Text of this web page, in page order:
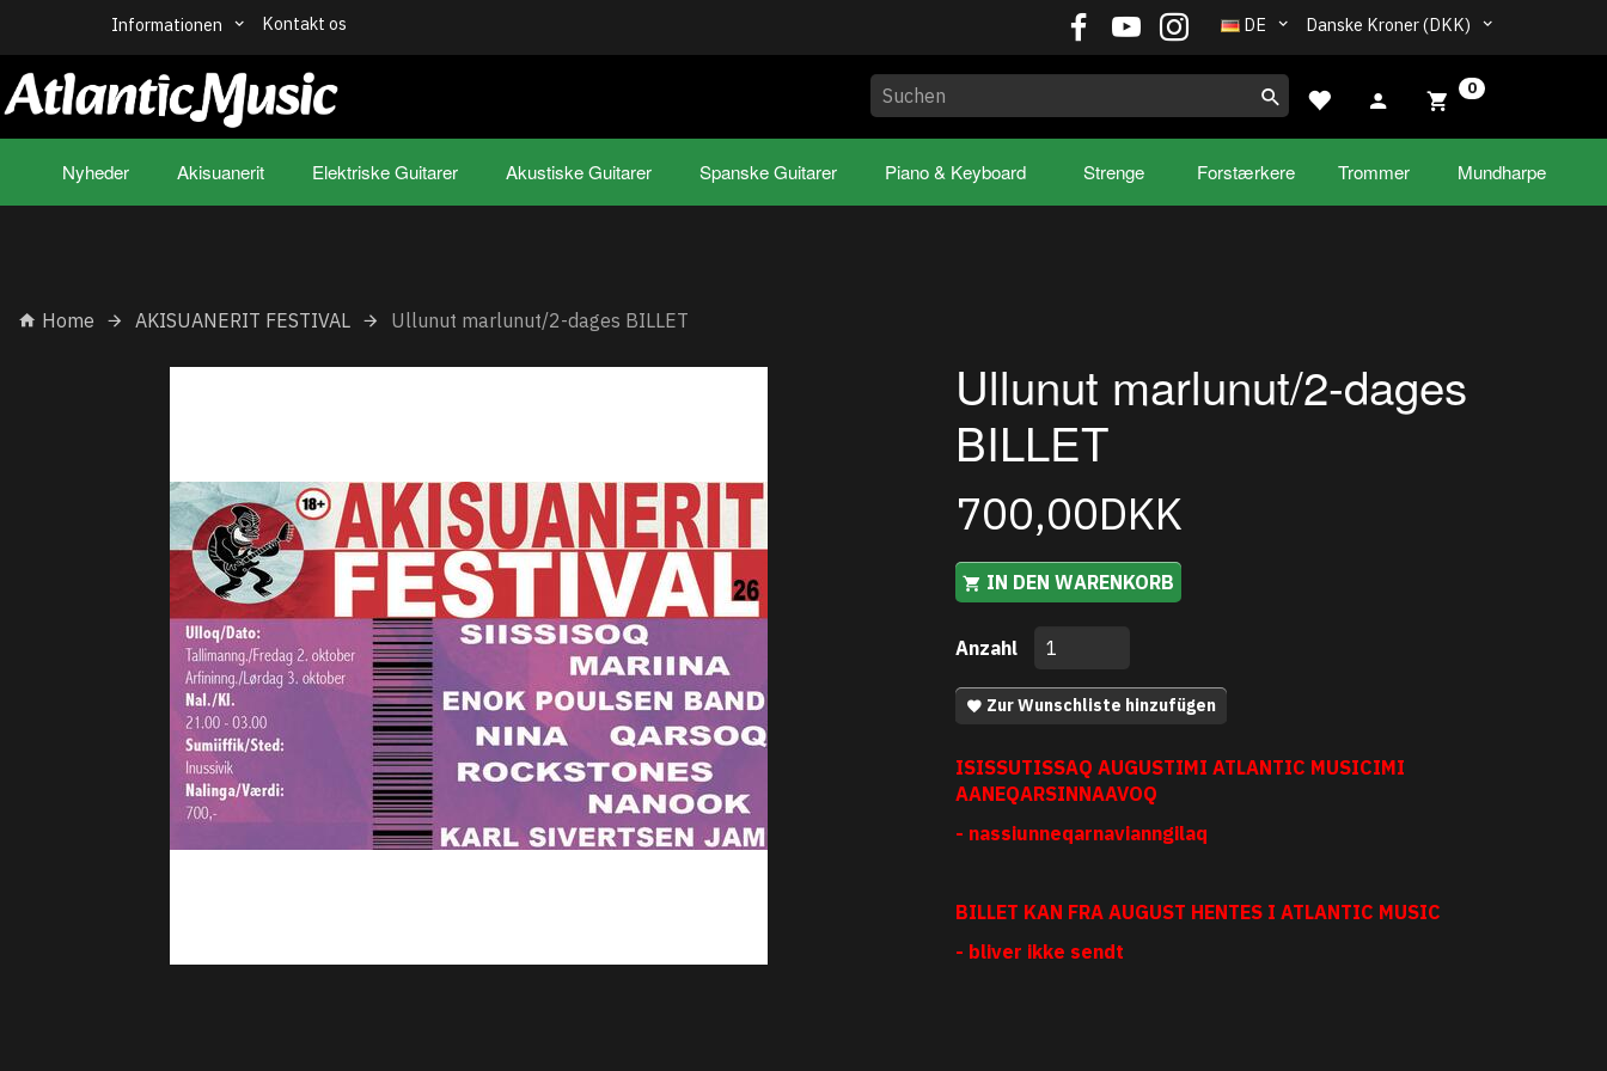
Danske Kroner (DKK)
DE
Informationen Kontakt os
0
Nyheder Akisuanerit Elektriske Guitarer Akustiske Guitarer Spanske Guitarer Piano & Keyboard Strenge Forstærkere Trommer Mundharpe
Home AKISUANERIT FESTIVAL Ullunut marlunut/2-dages BILLET
Ullunut marlunut/2-dages
BILLET
700,00DKK
IN DEN WARENKORB
Anzahl
Zur Wunschliste hinzufügen
ISISSUTISSAQ AUGUSTIMI ATLANTIC MUSICIMI
AANEQARSINNAAVOQ
- nassiunneqarnavianngilaq
BILLET KAN FRA AUGUST HENTES I ATLANTIC MUSIC
- bliver ikke sendt